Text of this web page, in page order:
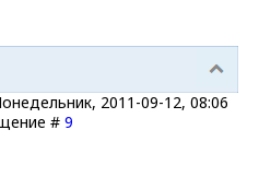
2011-09-12, 08:06
# 9